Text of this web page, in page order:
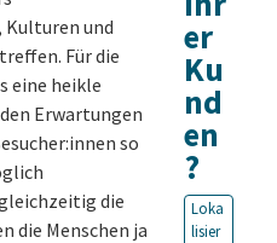
Kulturen und
Für die
eine heikle
Erwartungen
so
die
die Menschen ja
er
Ku
nd
en
?
Loka
lisier